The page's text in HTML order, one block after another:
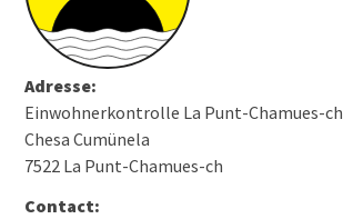
Adresse:
Einwohnerkontrolle La Punt-Chamues-ch
Chesa Cumünela
7522 La Punt-Chamues-ch
Contact: